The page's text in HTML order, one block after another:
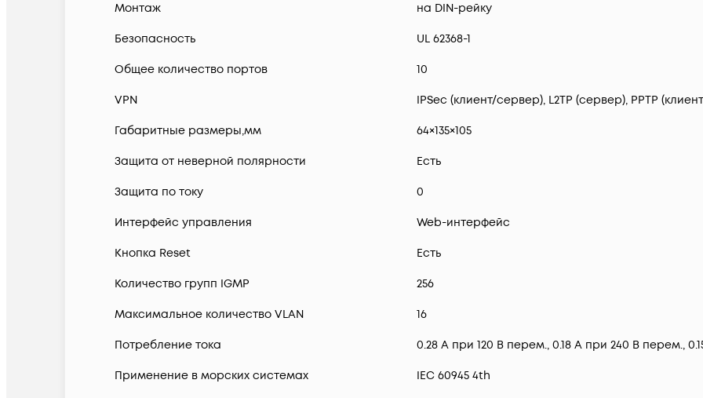
Монтаж на DIN-рейку
Безопасность UL 62368-1
Общее количество портов 10
VPN IPSec (клиент/сервер), L2TP (сервер), PPTP
Габаритные размеры,мм 64×135×105
Защита от неверной полярности Есть
Защита по току 0
Интерфейс управления Web-интерфейс
Кнопка Reset Есть
Количество групп IGMP 256
Максимальное количество VLAN 16
Потребление тока 0.28 А при 120 В перем., 0.18 A при 240 В перем.,
Применение в морских системах IEC 60945 4th